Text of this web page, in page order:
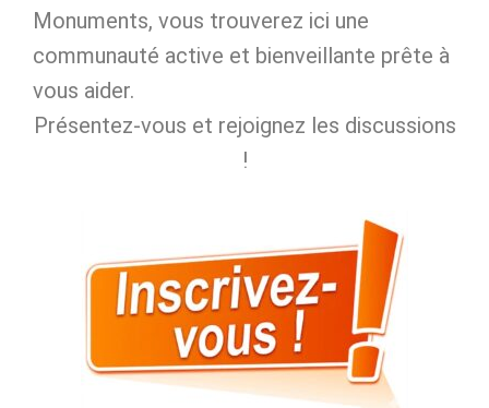
Monuments, vous trouverez ici une
communauté active et bienveillante prête à
vous aider.
Présentez‑vous et rejoignez les discussions
!